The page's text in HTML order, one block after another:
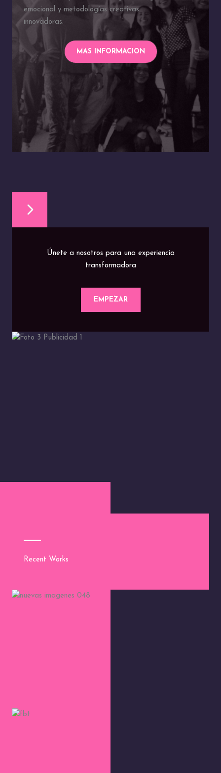
emocional y metodologías creativas
innovadoras.
MAS INFORMACION
Únete a nosotros para una experiencia
transformadora
EMPEZAR
Recent Works